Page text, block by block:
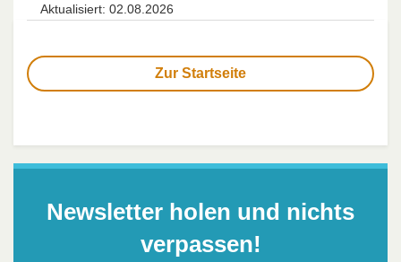
Aktualisiert: 02.08.2026
Zur Startseite
Newsletter holen und nichts
verpassen!